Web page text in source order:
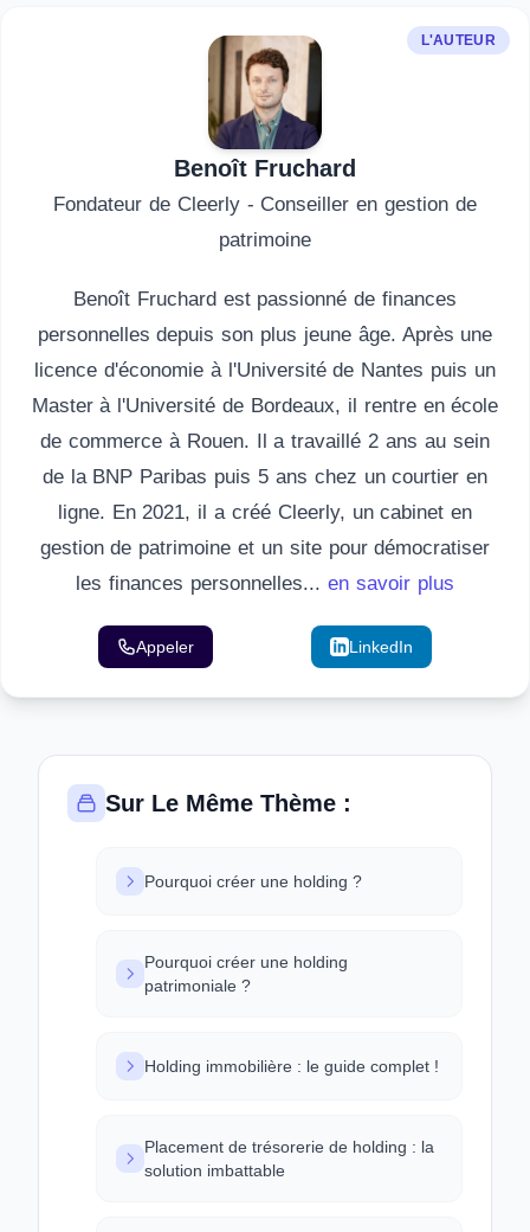
L'AUTEUR
Benoît Fruchard
Fondateur de Cleerly - Conseiller en gestion de
patrimoine
Benoît Fruchard est passionné de finances
personnelles depuis son plus jeune âge. Après une
licence d'économie à l'Université de Nantes puis un
Master à l'Université de Bordeaux, il rentre en école
de commerce à Rouen. Il a travaillé 2 ans au sein
de la BNP Paribas puis 5 ans chez un courtier en
ligne. En 2021, il a créé Cleerly, un cabinet en
gestion de patrimoine et un site pour démocratiser
les finances personnelles... en savoir plus
Appeler LinkedIn
Sur Le Même Thème :
Pourquoi créer une holding ?
Pourquoi créer une holding
patrimoniale ?
Holding immobilière : le guide complet !
Placement de trésorerie de holding : la
solution imbattable